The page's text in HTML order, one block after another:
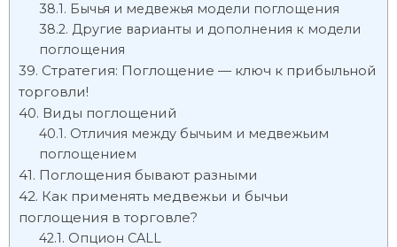
Бычья и медвежья модели поглощения
Другие варианты и дополнения к модели
поглощения
Стратегия: Поглощение — ключ к прибыльной
торговли!
Виды поглощений
Отличия между бычьим и медвежьим
поглощением
Поглощения бывают разными
Как применять медвежьи и бычьи
поглощения в торговле?
Опцион CALL